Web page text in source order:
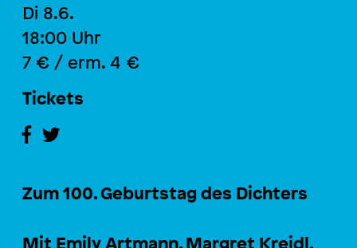
Di 8.6.
18:00 Uhr
7 € / erm. 4 €
Tickets
Zum 100. Geburtstag des Dichters